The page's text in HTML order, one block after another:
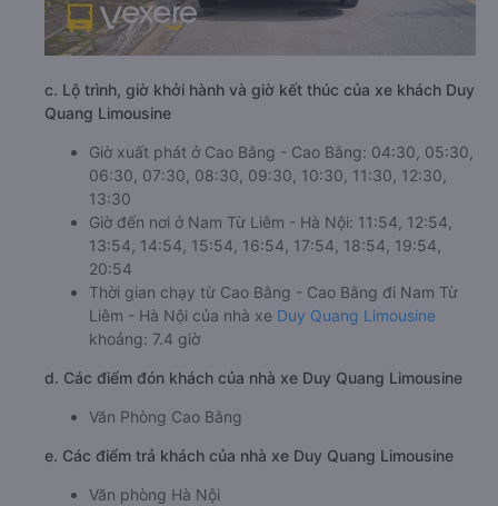
c. Lộ trình, giờ khởi hành và giờ kết thúc của xe khách Duy
Quang Limousine
Giờ xuất phát ở Cao Bằng - Cao Bằng: 04:30, 05:30,
06:30, 07:30, 08:30, 09:30, 10:30, 11:30, 12:30,
13:30
Giờ đến nơi ở Nam Từ Liêm - Hà Nội: 11:54, 12:54,
13:54, 14:54, 15:54, 16:54, 17:54, 18:54, 19:54,
20:54
Thời gian chạy từ Cao Bằng - Cao Bằng đi Nam Từ
Liêm - Hà Nội của nhà xe Duy Quang Limousine
khoảng: 7.4 giờ
d. Các điểm đón khách của nhà xe Duy Quang Limousine
Văn Phòng Cao Bằng
e. Các điểm trả khách của nhà xe Duy Quang Limousine
Văn phòng Hà Nội